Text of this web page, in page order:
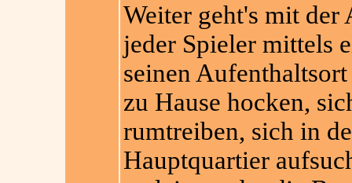
Weiter geht's mit der
jeder Spieler mittels
seinen
zu Hause hocken,
rumtreiben, sich in
Hauptquartier